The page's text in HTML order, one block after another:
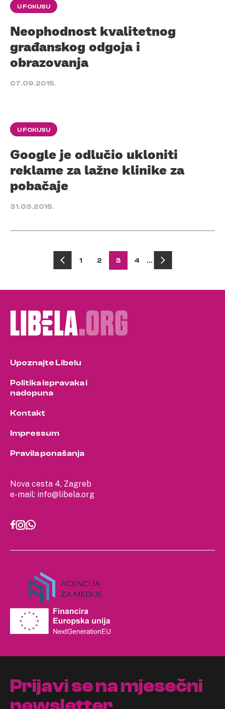
U FOKUSU
Neophodnost kvalitetnog
građanskog odgoja i
obrazovanja
07.09.2015.
U FOKUSU
Google je odlučio ukloniti
reklame za lažne klinike za
pobačaje
31.03.2015.
Posts
pagination
1 2 3 4 …
Nova cesta 4, Zagreb
e-mail: info@libela.org
Upoznajte Libelu
Politika ispravaka i
nadopuna
Kontakt
Impressum
Pravila ponašanja
Prijavi se na mjesečni